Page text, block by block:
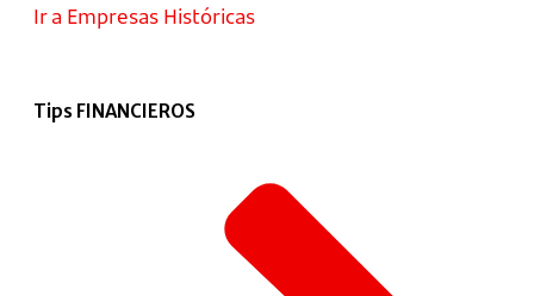
Ir a Empresas Históricas
Tips FINANCIEROS